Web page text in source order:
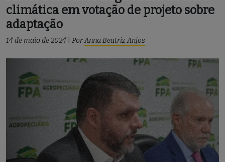
climática em votação de projeto sobre
adaptação
14 de maio de 2024 PorAnna Beatriz Anjos